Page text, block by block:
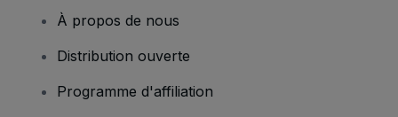
À propos de nous
Distribution ouverte
Programme d'affiliation